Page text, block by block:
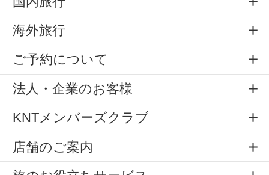
海外旅行
ご予約について
法人・企業のお客様
KNTメンバーズクラブ
店舗のご案内